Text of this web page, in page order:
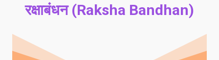
रक्षाबंधन (Raksha Bandhan)